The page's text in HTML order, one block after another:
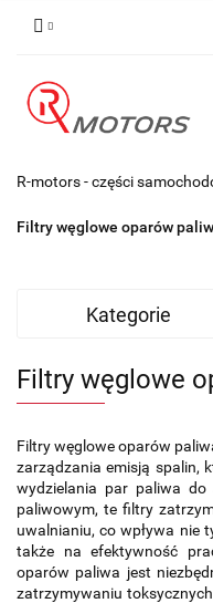
R-motors - części
Filtry węglowe oparów
Kategorie
Filtry węglowe
Filtry węglowe oparów
zarządzania emisją spalin,
wydzielania par paliwa do
paliwowym, te filtry
uwalnianiu, co wpływa nie
także na efektywność
oparów paliwa jest
zatrzymywaniu